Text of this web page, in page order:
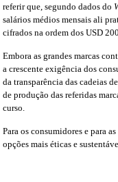
referir que, segundo dados do
salários médios mensais ali
cifrados na ordem dos USD
Embora as grandes marcas
a crescente exigência dos
da transparência das cadeias
de produção das referidas
curso.
Para os consumidores e para
opções mais éticas e